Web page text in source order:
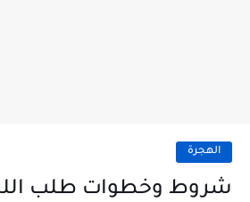
الهجرة
شروط وخطوات طلب